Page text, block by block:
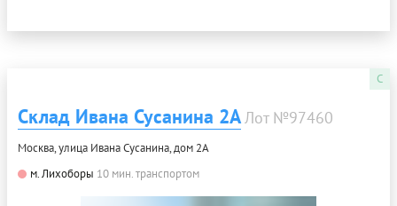
C
Склад Ивана Сусанина 2АЛот №97460
Москва, улица Ивана Сусанина, дом 2А
м. Лихоборы 10 мин. транспортом